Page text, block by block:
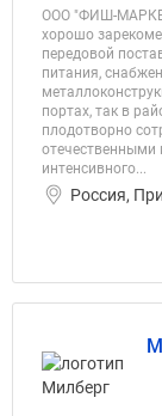
ООО "ФИШ-
хорошо
передовой
питания,
портах, так в
плодотворно
интенсивного...
Россия,